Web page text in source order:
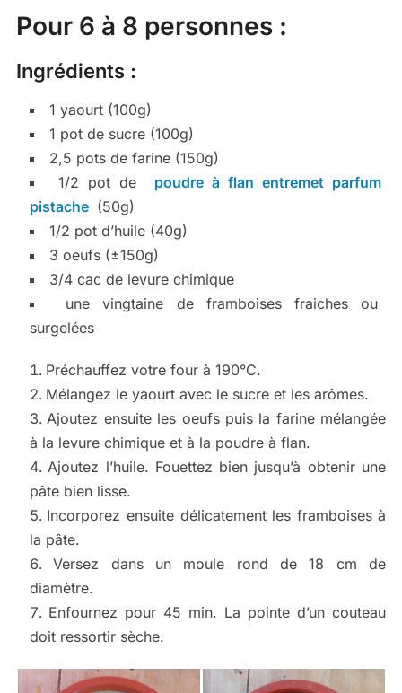
Pour 6 à 8 personnes :
Ingrédients :
1 yaourt (100g)
1 pot de sucre (100g)
2,5 pots de farine (150g)
1/2 pot de poudre à flan entremet parfum
pistache (50g)
1/2 pot d’huile (40g)
3 oeufs (±150g)
3/4 cac de levure chimique
une vingtaine de framboises fraiches ou
surgelées
Préchauffez votre four à 190°C.
Mélangez le yaourt avec le sucre et les arômes.
Ajoutez ensuite les oeufs puis la farine mélangée
à la levure chimique et à la poudre à flan.
Ajoutez l’huile. Fouettez bien jusqu’à obtenir une
pâte bien lisse.
Incorporez ensuite délicatement les framboises à
la pâte.
Versez dans un moule rond de 18 cm de
diamètre.
Enfournez pour 45 min. La pointe d’un couteau
doit ressortir sèche.